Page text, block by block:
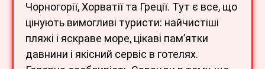
Чорногорії, Хорватії та Греції. Тут є все, що
цінують вимогливі туристи: найчистіші
пляжі і яскраве море, цікаві пам’ятки
давнини і якісний сервіс в готелях.